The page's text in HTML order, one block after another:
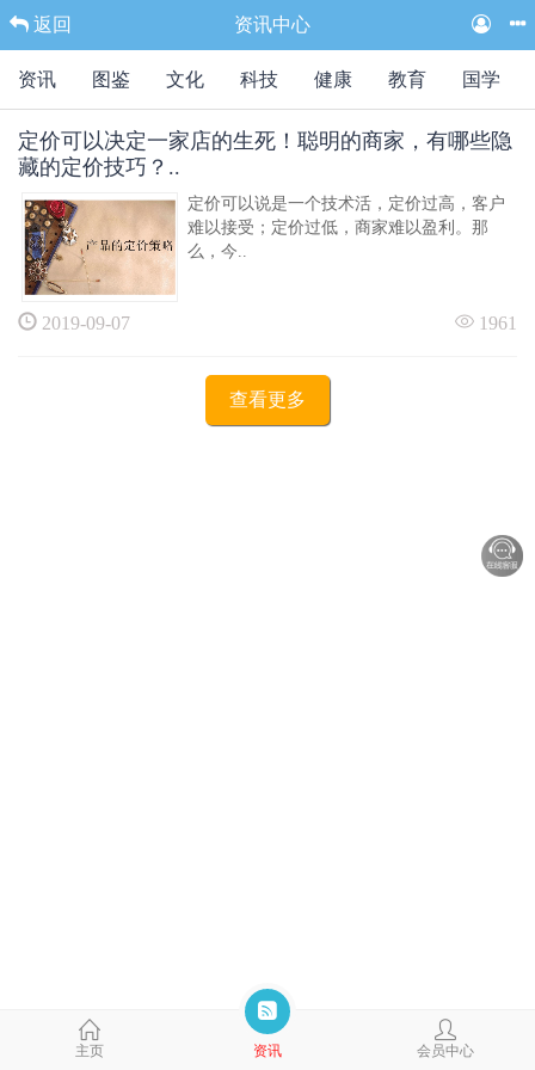
返回 资讯中心
资讯 图鉴 文化 科技 健康 教育 国学
定价可以决定一家店的生死！聪明的商家，有哪些隐
藏的定价技巧？..
定价可以说是一个技术活，定价过高，客户
难以接受；定价过低，商家难以盈利。那
么，今..
2019-09-07 1961
查看更多
主页 资讯 会员中心